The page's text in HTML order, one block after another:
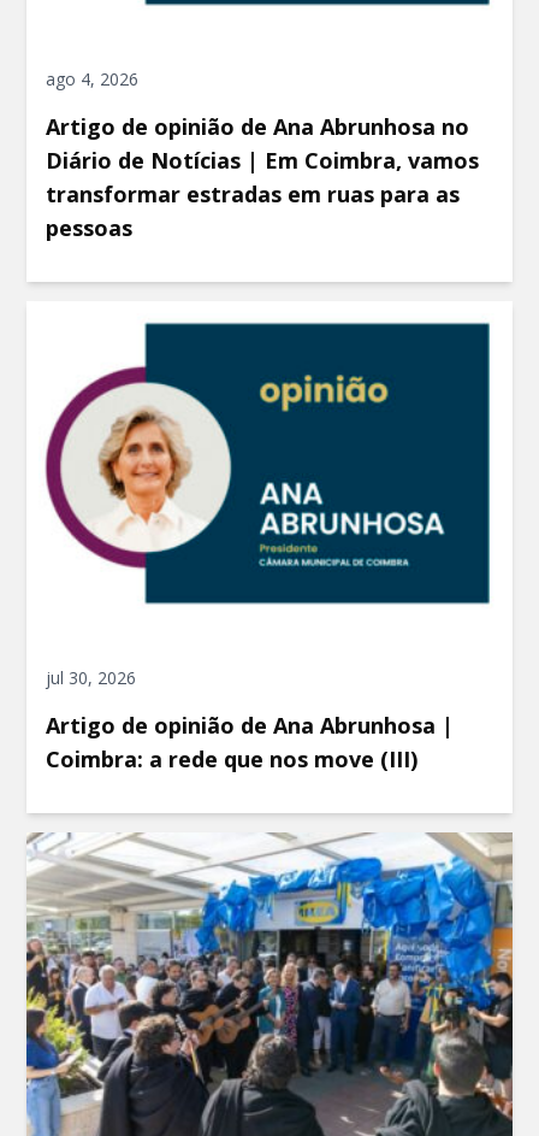
ago 4, 2026
Artigo de opinião de Ana Abrunhosa no
Diário de Notícias | Em Coimbra, vamos
transformar estradas em ruas para as
pessoas
jul 30, 2026
Artigo de opinião de Ana Abrunhosa |
Coimbra: a rede que nos move (III)